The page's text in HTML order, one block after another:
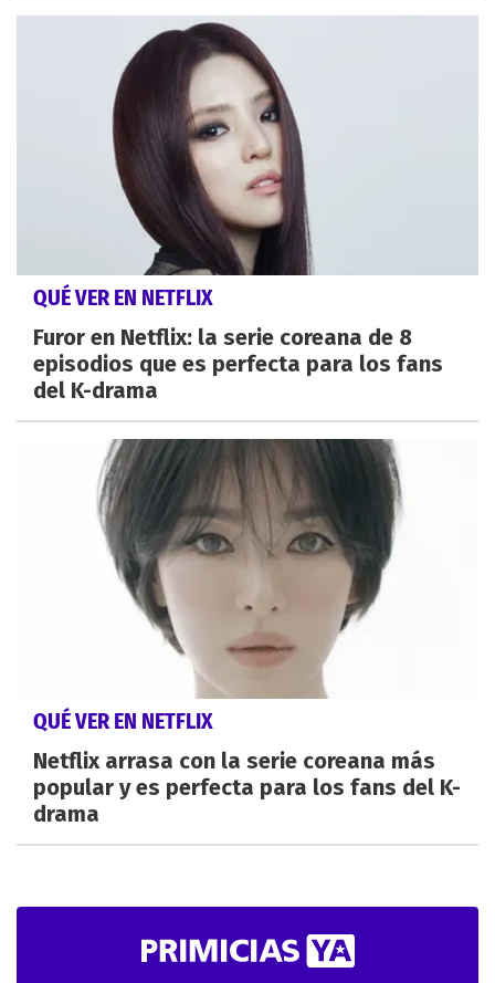
QUÉ VER EN NETFLIX
Furor en Netflix: la serie coreana de 8
episodios que es perfecta para los fans
del K-drama
QUÉ VER EN NETFLIX
Netflix arrasa con la serie coreana más
popular y es perfecta para los fans del K-
drama